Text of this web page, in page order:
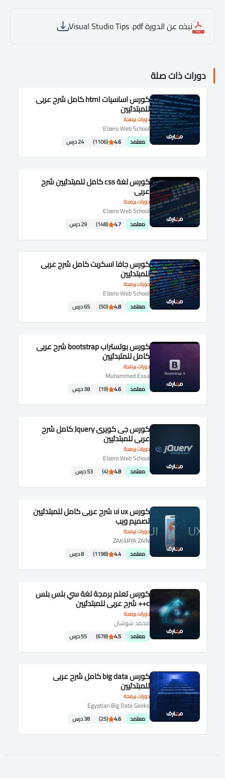
نبذه عن الدورة Visual Studio Tips .pdf
دورات ذات صلة
دورات برمجة
كورس اساسيات html كامل شرح عربى
للمبتدئيين
Elzero Web School
معتمد 4.6
(1106) 24 درس
دورات برمجة
كورس لغة css كامل للمبتدئيين شرح
عربى
Elzero Web School
معتمد 4.7
(148) 29 درس
دورات برمجة
كورس جافا اسكربت كامل شرح عربى
للمبتدئيين
Elzero Web School
معتمد 4.8
(50) 65 درس
دورات برمجة
كورس بوتستراب bootstrap شرح عربى
كامل للمتبدئيين
Muhammed Essa
معتمد 4.6
(19) 38 درس
دورات برمجة
كورس جى كويرى Jquery كامل شرح
عربى للمبتدئيين
Elzero Web School
معتمد 4.8
(4) 53 درس
دورات برمجة
كورس ui ux شرح عربى كامل للمبتدئيين
تصميم ويب
ZAKARYA ZAIN
معتمد 4.4
(1198) 8 درس
دورات برمجة
كورس تعلم برمجة لغة سي بلس بلس
c++ شرح عربى للمبتدئيين
محمد شوشان
معتمد 4.5
(678) 55 درس
دورات برمجة
كورس big data كامل شرح عربى
للمبتدئيين
Egyptian Big Data Geeks
معتمد 4.6
(25) 38 درس